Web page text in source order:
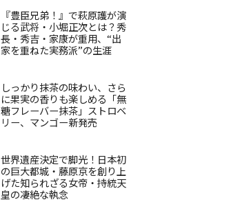
『豊臣兄弟！』で萩原護が演
じる武将・小堀正次とは？秀
長・秀吉・家康が重用、“出
家を重ねた実務派”の生涯
しっかり抹茶の味わい、さら
に果実の香りも楽しめる「無
糖フレーバー抹茶」ストロベ
リー、マンゴー新発売
世界遺産決定で脚光！日本初
の巨大都城・藤原京を創り上
げた知られざる女帝・持統天
皇の凄絶な執念